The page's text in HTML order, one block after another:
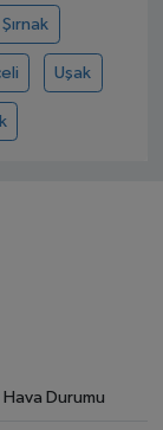
Şırnak
Uşak
Durumu